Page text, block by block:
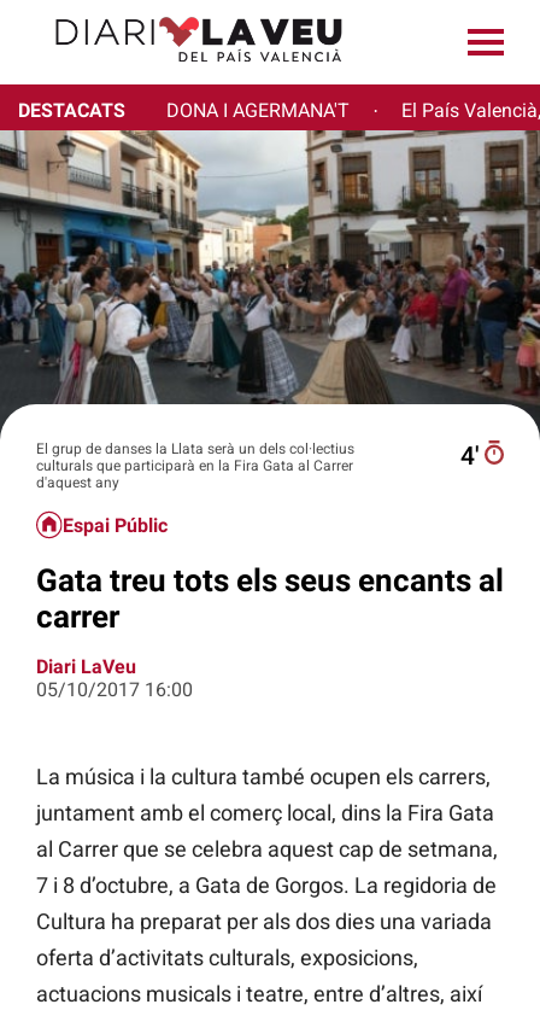
DESTACATS DONA I AGERMANA'T · El País
El grup de danses la Llata serà un dels col·lectius
culturals que participarà en la Fira Gata al Carrer
d'aquest any
4′
Espai Públic
Gata treu tots els seus encants al
carrer
Diari LaVeu
05/10/2017 16:00
La música i la cultura també ocupen els carrers,
juntament amb el comerç local, dins la Fira Gata
al Carrer que se celebra aquest cap de setmana,
7 i 8 d’octubre, a Gata de Gorgos. La regidoria de
Cultura ha preparat per als dos dies una variada
oferta d’activitats culturals, exposicions,
actuacions musicals i teatre, entre d’altres, així